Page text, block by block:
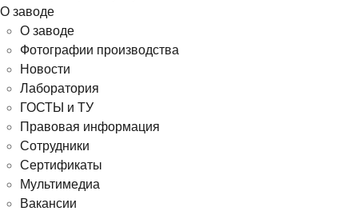
О заводе
О заводе
Фотографии производства
Новости
Лаборатория
ГОСТЫ и ТУ
Правовая информация
Сотрудники
Сертификаты
Мультимедиа
Вакансии